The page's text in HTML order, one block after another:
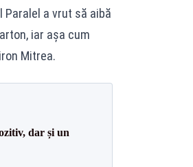
a vrut să aibă
iar așa cum
Mitrea.
dar și un